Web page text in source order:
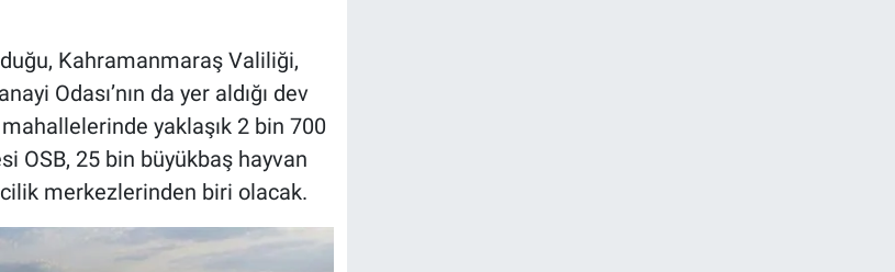
Kahramanmaraş Valiliği,
Odası’nın da yer aldığı dev
yaklaşık 2 bin 700
OSB, 25 bin büyükbaş hayvan
merkezlerinden biri olacak.